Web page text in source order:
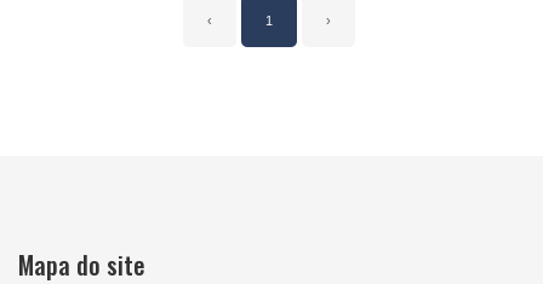
‹ 1 ›
Mapa do site